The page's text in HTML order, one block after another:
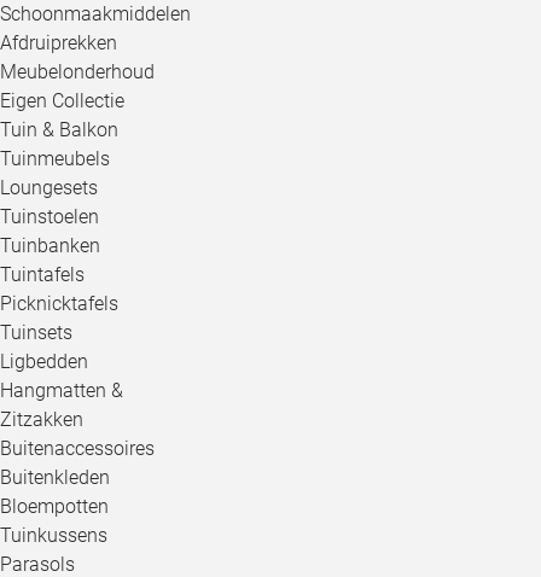
Schoonmaakmiddelen
Afdruiprekken
Meubelonderhoud
Eigen Collectie
Tuin & Balkon
Tuinmeubels
Loungesets
Tuinstoelen
Tuinbanken
Tuintafels
Picknicktafels
Tuinsets
Ligbedden
Hangmatten &
Zitzakken
Buitenaccessoires
Buitenkleden
Bloempotten
Tuinkussens
Parasols